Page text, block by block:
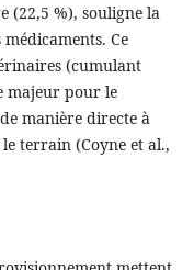
(22,5 %), souligne la
Ce
(cumulant
majeur pour le
manière directe à
le terrain (Coyne et al.,